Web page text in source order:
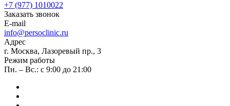
+7 (977) 1010022
Заказать звонок
E-mail
info@persoclinic.ru
Адрес
г. Москва, Лазоревый пр., 3
Режим работы
Пн. – Вс.: с 9:00 до 21:00